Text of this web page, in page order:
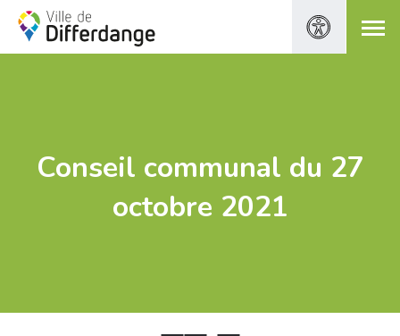
Conseil communal du 27
octobre 2021